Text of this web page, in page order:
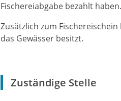
Fischereiabgabe bezahlt
Zusätzlich zum
das Gewässer besitzt.
Zuständige Stelle